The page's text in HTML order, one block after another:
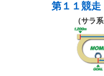
第１１競
（サラ